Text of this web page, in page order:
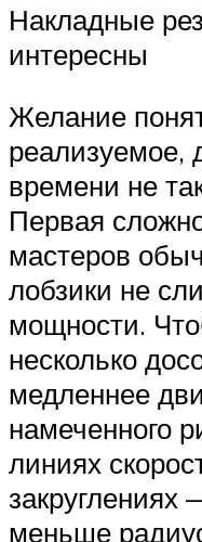
Накладные
интересны
Желание
реализуемое,
времени не
Первая
мастеров
лобзики не
мощности.
несколько
медленнее
намеченного
линиях
меньше